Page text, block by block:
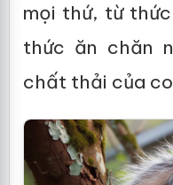
mọi thứ, từ
thức ăn chăn
chất thải của